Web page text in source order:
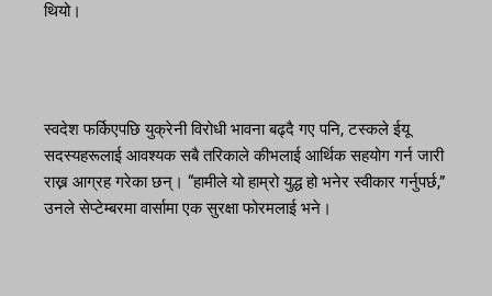
थियो।
स्वदेश फर्किएपछि युक्रेनी विरोधी भावना बढ्दै गए पनि, टस्कले ईयू
सदस्यहरूलाई आवश्यक सबै तरिकाले कीभलाई आर्थिक सहयोग गर्न जारी
राख्न आग्रह गरेका छन्। “हामीले यो हाम्रो युद्ध हो भनेर स्वीकार गर्नुपर्छ,”
उनले सेप्टेम्बरमा वार्सामा एक सुरक्षा फोरमलाई भने।